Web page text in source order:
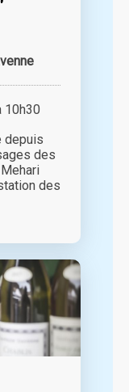
depuis
des
des